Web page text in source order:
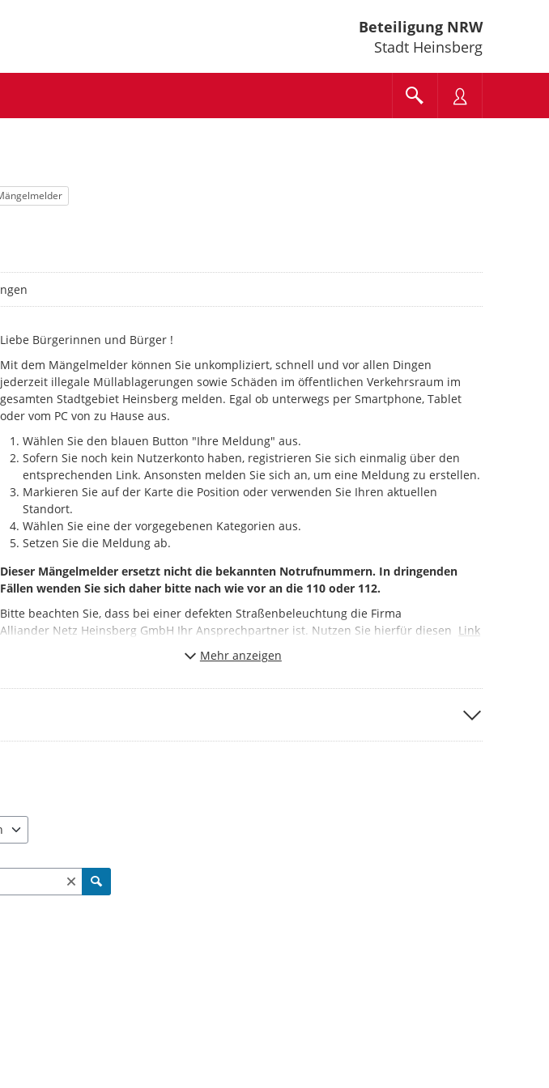
Beteiligung NRW
Stadt Heinsberg
Liebe Bürgerinnen und Bürger !
Mit dem Mängelmelder können Sie unkompliziert, schnell und vor allen Dingen
jederzeit illegale Müllablagerungen sowie Schäden im öffentlichen Verkehrsraum im
gesamten Stadtgebiet Heinsberg melden. Egal ob unterwegs per Smartphone, Tablet
oder vom PC von zu Hause aus.
Wählen Sie den blauen Button "Ihre Meldung" aus.
Sofern Sie noch kein Nutzerkonto haben, registrieren Sie sich einmalig über den
entsprechenden Link. Ansonsten melden Sie sich an, um eine Meldung zu erstellen.
Markieren Sie auf der Karte die Position oder verwenden Sie Ihren aktuellen
Standort.
Wählen Sie eine der vorgegebenen Kategorien aus.
Setzen Sie die Meldung ab.
Dieser Mängelmelder ersetzt nicht die bekannten Notrufnummern. In dringenden
Fällen wenden Sie sich daher bitte nach wie vor an die 110 oder 112.
Bitte beachten Sie, dass bei einer defekten Straßenbeleuchtung die Firma
Alliander Netz Heinsberg GmbH Ihr Ansprechpartner ist. Nutzen Sie hierfür diesen Link
Bei verstopften Kanälen oder Hausanschlüssen imöffentlichen
Rufnummer 0160-99188069.
Mehr anzeigen